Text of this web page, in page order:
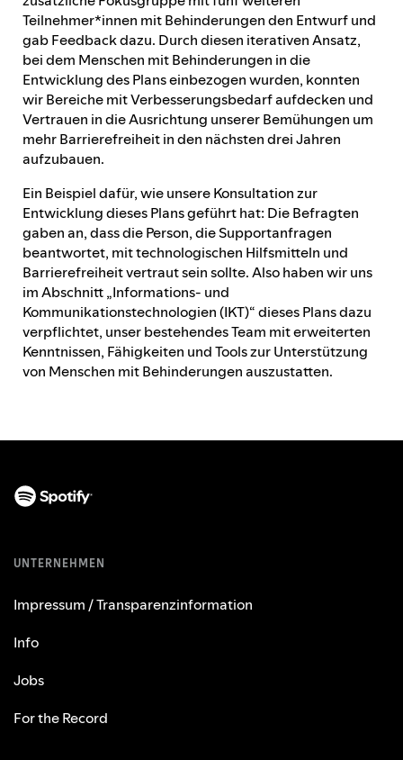
Teilnehmer*innen mit Behinderungen den Entwurf und
gab Feedback dazu. Durch diesen iterativen Ansatz,
bei dem Menschen mit Behinderungen in die
Entwicklung des Plans einbezogen wurden, konnten
wir Bereiche mit Verbesserungsbedarf aufdecken und
Vertrauen in die Ausrichtung unserer Bemühungen um
mehr Barrierefreiheit in den nächsten drei Jahren
aufzubauen.
Ein Beispiel dafür, wie unsere Konsultation zur
Entwicklung dieses Plans geführt hat: Die Befragten
gaben an, dass die Person, die Supportanfragen
beantwortet, mit technologischen Hilfsmitteln und
Barrierefreiheit vertraut sein sollte. Also haben wir uns
im Abschnitt „Informations- und
Kommunikationstechnologien (IKT)“ dieses Plans dazu
verpflichtet, unser bestehendes Team mit erweiterten
Kenntnissen, Fähigkeiten und Tools zur Unterstützung
von Menschen mit Behinderungen auszustatten.
UNTERNEHMEN
Impressum / Transparenzinformation
Info
Jobs
For the Record